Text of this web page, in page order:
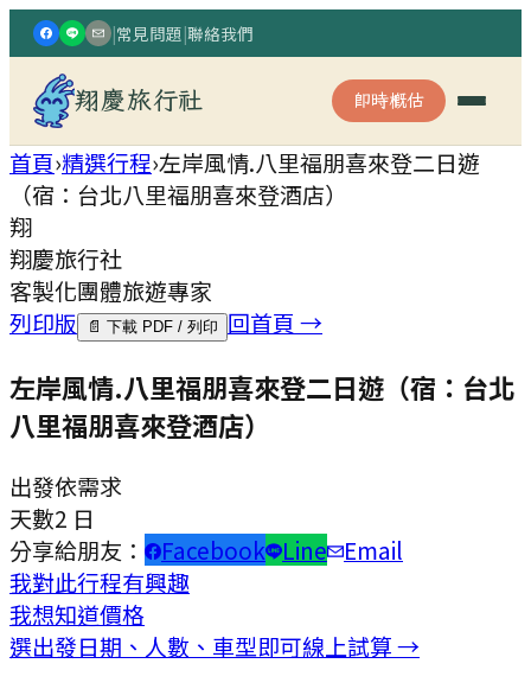
|常見問題|聯絡我們
翔慶旅行社 即時概估
首頁›精選行程›左岸風情.八里福朋喜來登二日遊
（宿：台北八里福朋喜來登酒店）
翔
翔慶旅行社
客製化團體旅遊專家
列印版
📄 下載 PDF / 列印 回首頁 →
左岸風情.八里福朋喜來登二日遊（宿：台北
八里福朋喜來登酒店）
出發依需求
天數2 日
分享給朋友：
Facebook Line
Email
我對此行程有興趣
我想知道價格
選出發日期、人數、車型即可線上試算 →